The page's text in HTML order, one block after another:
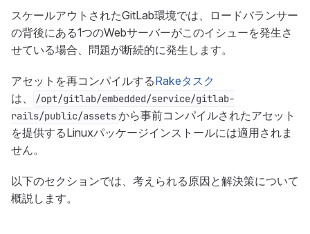
スケールアウトされたGitLab環境では、ロードバランサー
の背後にある1つのWebサーバーがこのイシューを発生さ
せている場合、問題が断続的に発生します。
アセットを再コンパイルするRakeタスク
は、
/opt/gitlab/embedded/service/gitlab-
rails/public/assetsから事前コンパイルされたアセット
を提供するLinuxパッケージインストールには適用されま
せん。
以下のセクションでは、考えられる原因と解決策について
概説します。